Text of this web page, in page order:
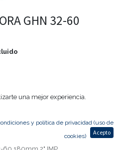
GHN 32-60
60 180mm 2" IMP
una mejor experiencia.
y política de privacidad (uso de
cookies)
Acepto